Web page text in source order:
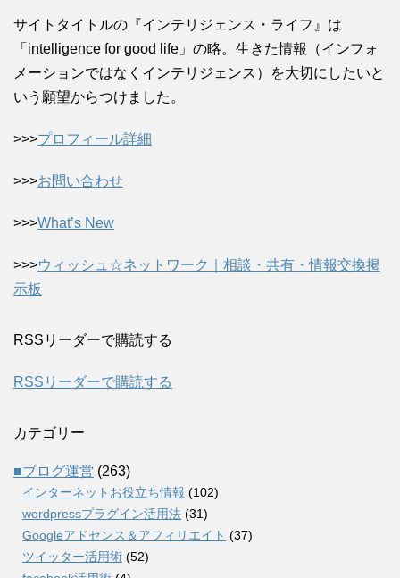
サイトタイトルの『インテリジェンス・ライフ』は
「intelligence for good life」の略。生きた情報（インフォ
メーションではなくインテリジェンス）を大切にしたいと
いう願望からつけました。
>>>プロフィール詳細
>>>お問い合わせ
>>>What’s New
>>>ウィッシュ☆ネットワーク｜相談・共有・情報交換掲
示板
RSSリーダーで購読する
RSSリーダーで購読する
カテゴリー
■ブログ運営 (263)
インターネットお役立ち情報 (102)
wordpressプラグイン活用法 (31)
Googleアドセンス＆アフィリエイト (37)
ツイッター活用術 (52)